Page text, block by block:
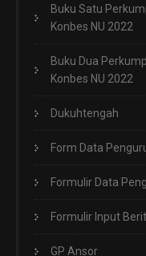
Buku Satu
Konbes NU 2022
Buku Dua
Konbes NU 2022
Dukuhtengah
Form Data
Formulir Data
Formulir Input
GP Ansor